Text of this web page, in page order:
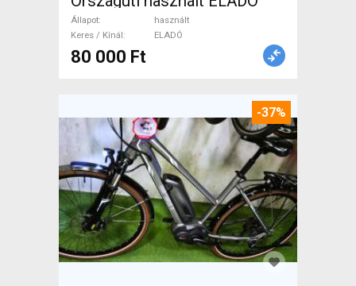
Állapot
használt
Keres / Kínál
ELADÓ
80 000 Ft
-37%